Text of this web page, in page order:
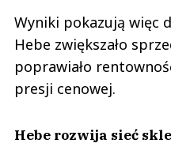
Wyniki pokazują więc
Hebe zwiększało
poprawiało
presji cenowej.
Hebe rozwija sieć